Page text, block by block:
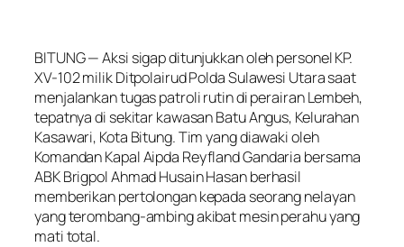
BITUNG — Aksi sigap ditunjukkan oleh personel KP.
XV-102 milik Ditpolairud Polda Sulawesi Utara saat
menjalankan tugas patroli rutin di perairan Lembeh,
tepatnya di sekitar kawasan Batu Angus, Kelurahan
Kasawari, Kota Bitung. Tim yang diawaki oleh
Komandan Kapal Aipda Reyfland Gandaria bersama
ABK Brigpol Ahmad Husain Hasan berhasil
memberikan pertolongan kepada seorang nelayan
yang terombang-ambing akibat mesin perahu yang
mati total.